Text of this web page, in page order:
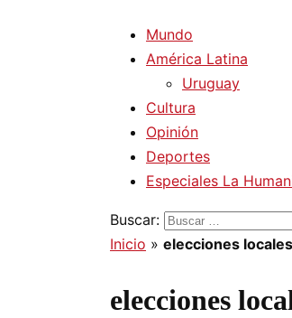
Mundo
América Latina
Uruguay
Cultura
Opinión
Deportes
Especiales La
Buscar:
Inicio » elecciones
elecciones